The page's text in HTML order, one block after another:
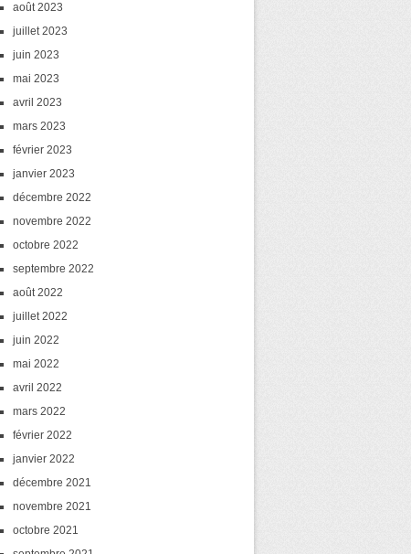
août 2023
juillet 2023
juin 2023
mai 2023
avril 2023
mars 2023
février 2023
janvier 2023
décembre 2022
novembre 2022
octobre 2022
septembre 2022
août 2022
juillet 2022
juin 2022
mai 2022
avril 2022
mars 2022
février 2022
janvier 2022
décembre 2021
novembre 2021
octobre 2021